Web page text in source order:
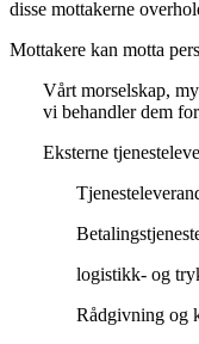
disse mottakerne
Mottakere kan motta
Vårt morselskap,
vi behandler dem
Eksterne
logistikk- og
Rådgivning og